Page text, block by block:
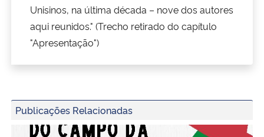
Gabinete de Segurança Institucional
Advocacia-Geral da União
Planalto
Unisinos, na última década – nove dos autores
aqui reunidos." (Trecho retirado do capítulo
"Apresentação")
Publicações Relacionadas
Capa do ebook